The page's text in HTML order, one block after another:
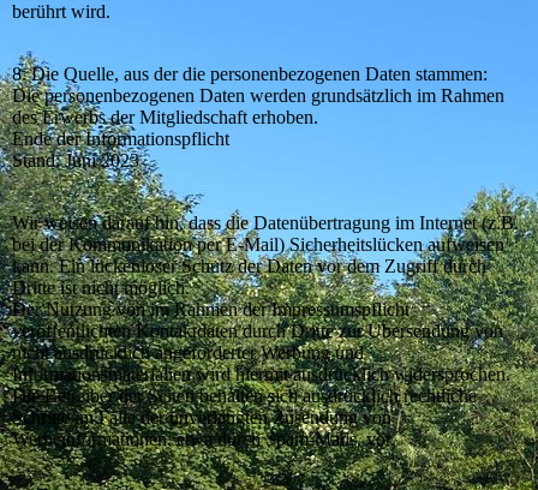
berührt wird.
8. Die Quelle, aus der die personenbezogenen Daten stammen:
Die personenbezogenen Daten werden grundsätzlich im Rahmen
des Erwerbs der Mitgliedschaft erhoben.
Ende der Informationspflicht
Stand: Juni 2023
Wir weisen darauf hin, dass die Datenübertragung im Internet (z.B.
bei der Kommunikation per E-Mail) Sicherheitslücken aufweisen
kann. Ein lückenloser Schutz der Daten vor dem Zugriff durch
Dritte ist nicht möglich.
Der Nutzung von im Rahmen der Impressumspflicht
veröffentlichten Kontaktdaten durch Dritte zur Übersendung von
nicht ausdrücklich angeforderter Werbung und
Informationsmaterialien wird hiermit ausdrücklich widersprochen.
Die Betreiber der Seiten behalten sich ausdrücklich rechtliche
Schritte im Falle der unverlangten Zusendung von
Werbeinformationen, etwa durch Spam-Mails, vor.